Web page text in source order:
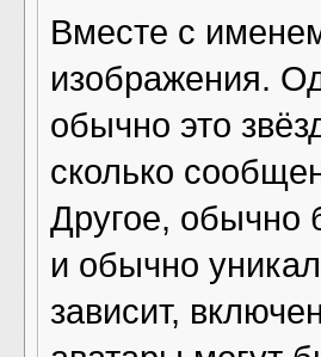
Вместе с
изображения.
обычно это
сколько
Другое, обычно
и обычно
зависит,